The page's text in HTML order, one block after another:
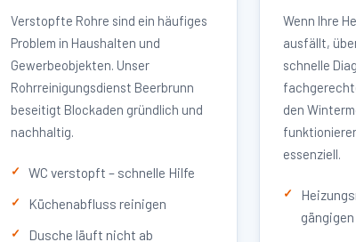
Verstopfte Rohre sind ein häufiges
Problem in Haushalten und
Gewerbeobjekten. Unser
Rohrreinigungsdienst Beerbrunn
beseitigt Blockaden gründlich und
nachhaltig.
WC verstopft – schnelle Hilfe
Küchenabfluss reinigen
Dusche läuft nicht ab
Wenn Ihre
ausfällt,
schnelle
den
essenziell.